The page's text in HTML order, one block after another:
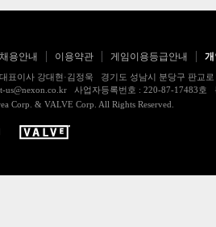
채용안내 이용약관 게임이용등급안내
표이사 강대현·김정욱 경기도 성남시 분당구 판교
us@nexon.co.kr 사업자등록번호 : 220-87-17483
Corp. & VALVE Corp. All Rights Reserved.